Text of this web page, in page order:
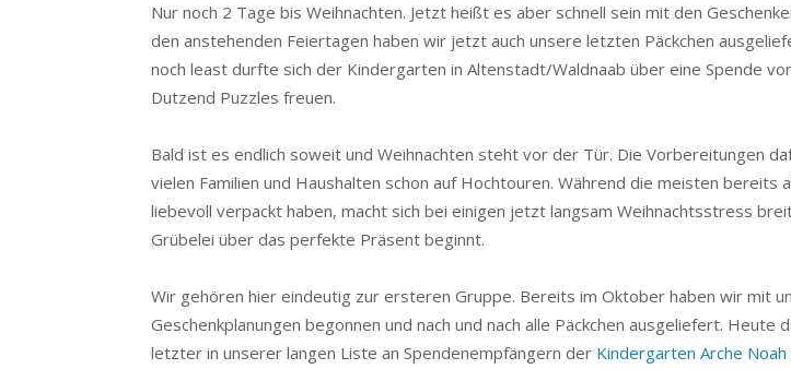
Nur noch 2 Tage bis Weihnachten. Jetzt heißt es aber schnell sein mit den
den anstehenden Feiertagen haben wir jetzt auch unsere letzten Päckchen
noch least durfte sich der Kindergarten in Altenstadt/Waldnaab über eine Spende
Dutzend Puzzles freuen.
Bald ist es endlich soweit und Weihnachten steht vor der Tür. Die Vorbereitungen
vielen Familien und Haushalten schon auf Hochtouren. Während die meisten bereits
liebevoll verpackt haben, macht sich bei einigen jetzt langsam Weihnachtsstress
Grübelei über das perfekte Präsent beginnt.
Wir gehören hier eindeutig zur ersteren Gruppe. Bereits im Oktober haben wir mit
Geschenkplanungen begonnen und nach und nach alle Päckchen ausgeliefert. Heute
letzter in unserer langen Liste an Spendenempfängern der Kindergarten Arche Noah